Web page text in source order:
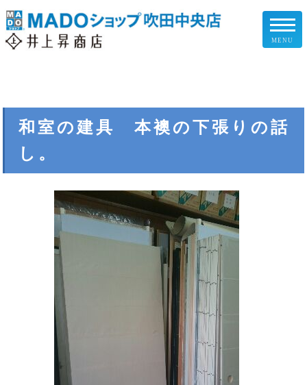
お客様の声
リフォームの流れ
企業情報
スタッフ紹介
スタッフブログ
住まいのお悩み解決策
お問い合わせ
MENU
和室の建具 本襖の下張りの話
し。